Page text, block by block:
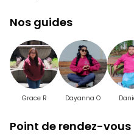
Nos guides
Grace R Dayanna O
Point de rendez-vous